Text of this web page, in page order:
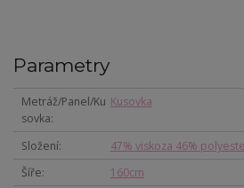
Parametry
Metráž/Panel/Ku
sovka
Kusovka
Složení
47% viskoza 46%
Šíře
160cm